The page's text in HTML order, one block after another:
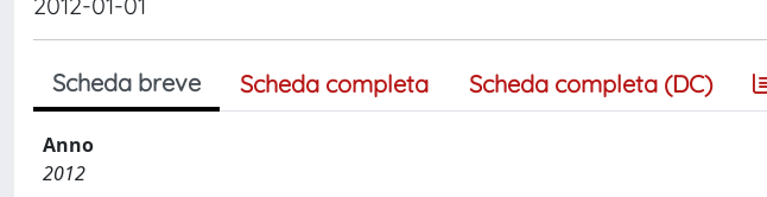
Scheda breve Scheda completa Scheda completa (DC)
Anno
2012